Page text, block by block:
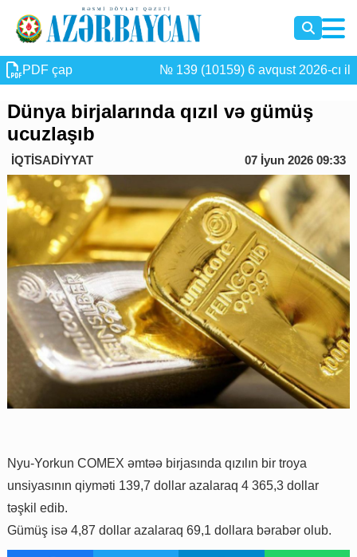
PDF çap № 139 (10159) 6 avqust 2026-cı il
Dünya birjalarında qızıl və gümüş
ucuzlaşıb
İQTİSADİYYAT 07 İyun 2026 09:33
Nyu-Yorkun COMEX əmtəə birjasında qızılın bir troya
unsiyasının qiyməti 139,7 dollar azalaraq 4 365,3 dollar
təşkil edib.
Gümüş isə 4,87 dollar azalaraq 69,1 dollara bərabər olub.